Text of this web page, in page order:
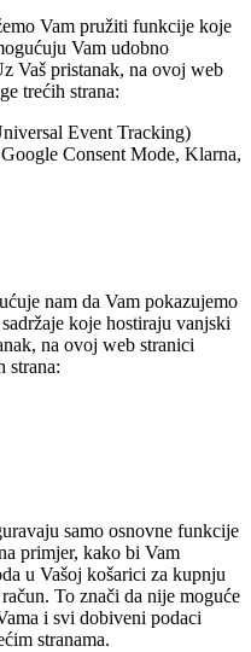
Vam pružiti funkcije koje
Vam udobno
Vaš pristanak, na ovoj web
trećih strana:
Event Tracking)
Consent Mode, Klarna,
nam da Vam pokazujemo
koje hostiraju vanjski
na ovoj web stranici
strana:
samo osnovne funkcije
primjer, kako bi Vam
u Vašoj košarici za kupnju
To znači da nije moguće
i svi dobiveni podaci
stranama.